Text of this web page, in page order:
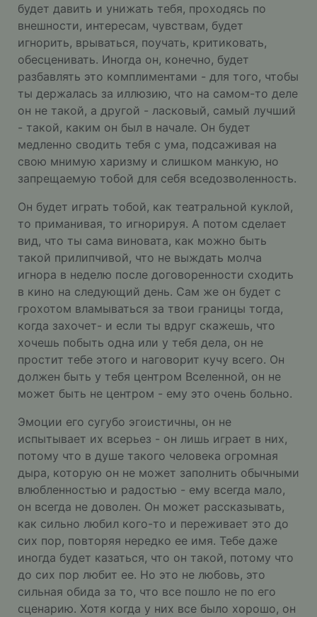
будет давить и унижать тебя, проходясь по
внешности, интересам, чувствам, будет
игнорить, врываться, поучать, критиковать,
обесценивать. Иногда он, конечно, будет
разбавлять это комплиментами - для того, чтобы
ты держалась за иллюзию, что на самом-то деле
он не такой, а другой - ласковый, самый лучший
- такой, каким он был в начале. Он будет
медленно сводить тебя с ума, подсаживая на
свою мнимую харизму и слишком манкую, но
запрещаемую тобой для себя вседозволенность.
Он будет играть тобой, как театральной куклой,
то приманивая, то игнорируя. А потом сделает
вид, что ты сама виновата, как можно быть
такой прилипчивой, что не выждать молча
игнора в неделю после договоренности сходить
в кино на следующий день. Сам же он будет с
грохотом вламываться за твои границы тогда,
когда захочет- и если ты вдруг скажешь, что
хочешь побыть одна или у тебя дела, он не
простит тебе этого и наговорит кучу всего. Он
должен быть у тебя центром Вселенной, он не
может быть не центром - ему это очень больно.
Эмоции его сугубо эгоистичны, он не
испытывает их всерьез - он лишь играет в них,
потому что в душе такого человека огромная
дыра, которую он не может заполнить обычными
влюбленностью и радостью - ему всегда мало,
он всегда не доволен. Он может рассказывать,
как сильно любил кого-то и переживает это до
сих пор, повторяя нередко ее имя. Тебе даже
иногда будет казаться, что он такой, потому что
до сих пор любит ее. Но это не любовь, это
сильная обида за то, что все пошло не по его
сценарию. Хотя когда у них все было хорошо, он